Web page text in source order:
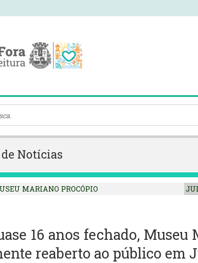
Notícias
MARIANO PROCÓPIO
16 anos fechado, Museu
reaberto ao público em